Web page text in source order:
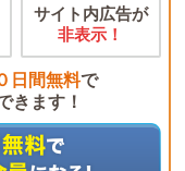
サイト内広告が
非表示！
日間無料で
きます！